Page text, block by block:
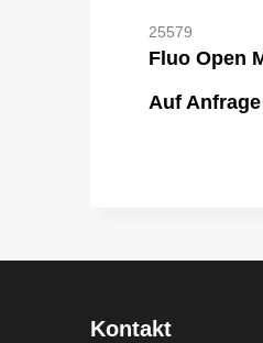
25579
Auf Anfrage
Kontakt